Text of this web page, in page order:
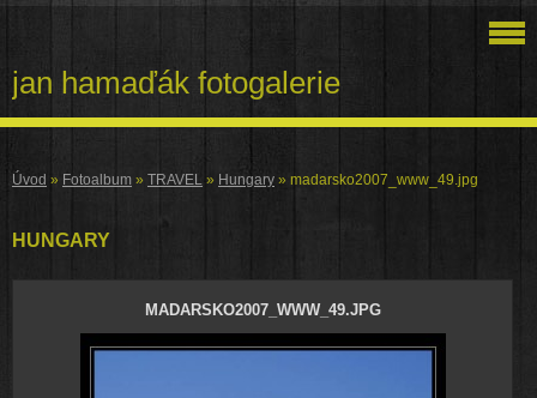
jan hamaďák fotogalerie
Úvod » Fotoalbum » TRAVEL » Hungary » madarsko2007_www_49.jpg
HUNGARY
MADARSKO2007_WWW_49.JPG